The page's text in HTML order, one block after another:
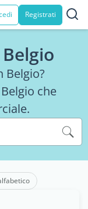
Registrati
Belgio?
che